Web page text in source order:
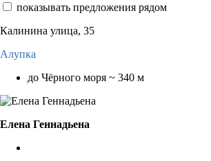
показывать предложения рядом
Калинина улица, 35
Алупка
до Чёрного моря ~ 340 м
Елена Геннадьена